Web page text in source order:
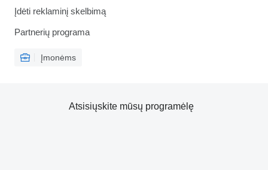
Įdėti reklaminį skelbimą
Partnerių programa
Įmonėms
Atsisiųskite mūsų programėlę